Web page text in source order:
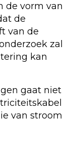
de vorm van
de
van de
zal
kan
gaat niet
van stroom